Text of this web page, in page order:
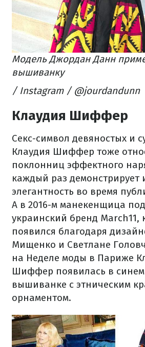
Модель Джордан Данн
вышиванку
/ Instagram / @jourdandunn
Клаудия Шиффер
Секс-символ девяностых и
Клаудия Шиффер тоже
поклонниц эффектного
каждый раз демонстрирует
элегантность во время
А в 2016-м манекенщица
украинский бренд March11,
появился благодаря
Мищенко и Светлане
на Неделе моды в Париже
Шиффер появилась в синем
вышиванке с этническим
орнаментом.